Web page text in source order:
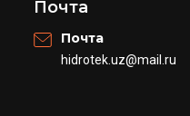
Почта
Почта
hidrotek.uz@mail.ru